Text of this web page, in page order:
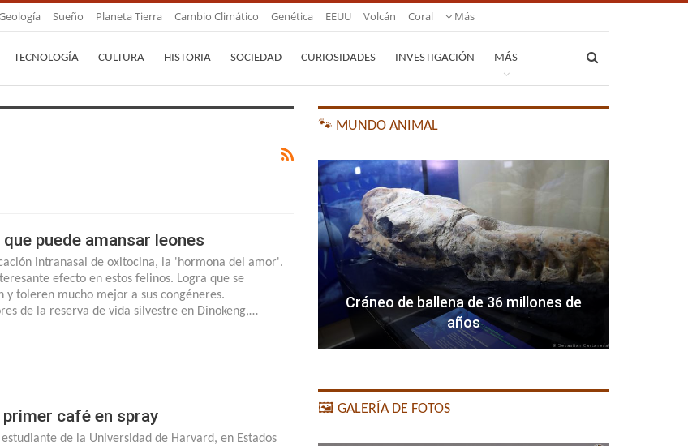
Sueño Planeta Tierra Cambio Climático Genética EEUU Volcán Coral Más
TECNOLOGÍA CULTURA HISTORIA SOCIEDAD CURIOSIDADES INVESTIGACIÓN MÁS
que puede amansar leones
intranasal de oxitocina, la 'hormona del amor'.
efecto en estos felinos. Logra que se
y toleren mucho mejor a sus congéneres.
de la reserva de vida silvestre en Dinokeng,…
primer café en spray
de la Universidad de Harvard, en Estados
🐾 MUNDO ANIMAL
Cráneo de ballena de 36 millones de
años
🖼️ GALERÍA DE FOTOS